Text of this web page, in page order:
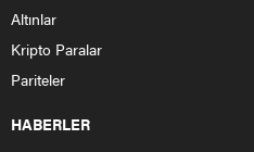
Altınlar
Kripto Paralar
Pariteler
HABERLER